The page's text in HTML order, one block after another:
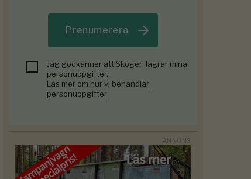
Prenumerera
Jag godkänner att Skogen lagrar mina
personuppgifter.
Läs mer om hur vi behandlar
personuppgifter